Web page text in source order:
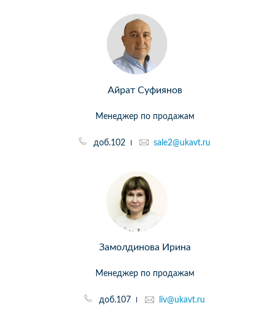
Айрат Суфиянов
Менеджер по продажам
доб.102 sale2@ukavt.ru
Замолдинова Ирина
Менеджер по продажам
доб.107 liv@ukavt.ru